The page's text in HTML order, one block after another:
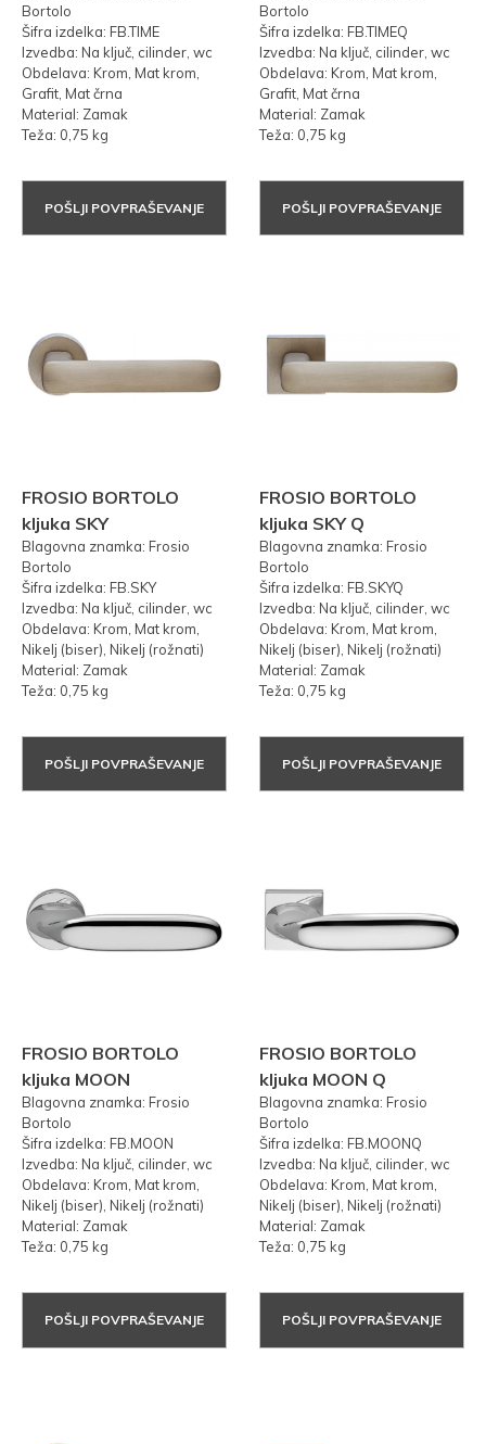
Bortolo
Šifra izdelka: FB.TIME
Izvedba: Na ključ, cilinder, wc
Obdelava: Krom, Mat krom,
Grafit, Mat črna
Material: Zamak
Teža: 0,75 kg
POŠLJI POVPRAŠEVANJE
Bortolo
Šifra izdelka: FB.TIMEQ
Izvedba: Na ključ, cilinder, wc
Obdelava: Krom, Mat krom,
Grafit, Mat črna
Material: Zamak
Teža: 0,75 kg
POŠLJI POVPRAŠEVANJE
FROSIO BORTOLO
kljuka SKY
Blagovna znamka: Frosio
Bortolo
Šifra izdelka: FB.SKY
Izvedba: Na ključ, cilinder, wc
Obdelava: Krom, Mat krom,
Nikelj (biser), Nikelj (rožnati)
Material: Zamak
Teža: 0,75 kg
POŠLJI POVPRAŠEVANJE
FROSIO BORTOLO
kljuka SKY Q
Blagovna znamka: Frosio
Bortolo
Šifra izdelka: FB.SKYQ
Izvedba: Na ključ, cilinder, wc
Obdelava: Krom, Mat krom,
Nikelj (biser), Nikelj (rožnati)
Material: Zamak
Teža: 0,75 kg
POŠLJI POVPRAŠEVANJE
FROSIO BORTOLO
kljuka MOON
Blagovna znamka: Frosio
Bortolo
Šifra izdelka: FB.MOON
Izvedba: Na ključ, cilinder, wc
Obdelava: Krom, Mat krom,
Nikelj (biser), Nikelj (rožnati)
Material: Zamak
Teža: 0,75 kg
POŠLJI POVPRAŠEVANJE
FROSIO BORTOLO
kljuka MOON Q
Blagovna znamka: Frosio
Bortolo
Šifra izdelka: FB.MOONQ
Izvedba: Na ključ, cilinder, wc
Obdelava: Krom, Mat krom,
Nikelj (biser), Nikelj (rožnati)
Material: Zamak
Teža: 0,75 kg
POŠLJI POVPRAŠEVANJE